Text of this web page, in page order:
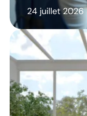
24 juillet 2026